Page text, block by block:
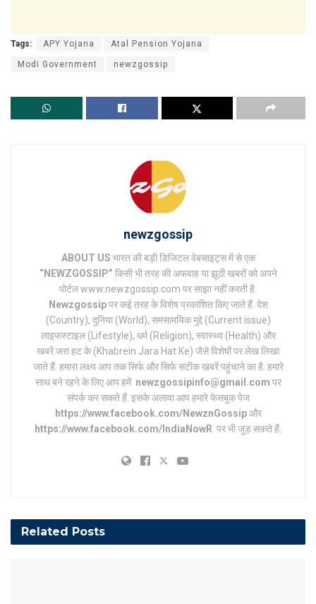
Tags: APY Yojana Atal Pension Yojana
Modi Government newzgossip
newzgossip
ABOUT US भारत की बड़ी डिजिटल वेबसाइट्स में से एक
“NEWZGOSSIP” किसी भी तरह की अफवाह या झूठी खबरों को अपने
पोर्टल www.newzgossip.com पर साझा नहीं करती है.
Newzgossipपर कई तरह के विशेष प्रकाशित किए जाते हैं. देश
(Country), दुनिया (World), समसामयिक मुद्दे (Current issue)
लाइफस्टाइल (Lifestyle), धर्म (Religion), स्वास्थ्य (Health) और
खबरें जरा हट के (Khabrein Jara Hat Ke) जैसे विशेषों पर लेख लिखा
जाते हैं. हमारा लक्ष्य आप तक सिर्फ और सिर्फ सटीक खबरें पहुंचाने का है. हमारे
साथ बने रहने के लिए आप हमें newzgossipinfo@gmail.com पर
संपर्क कर सकते हैं. इसके अलावा आप हमारे फेसबुक पेज
https://www.facebook.com/NewznGossipऔर
https://www.facebook.com/IndiaNowR पर भी जुड़ सकते हैं.
Related Posts